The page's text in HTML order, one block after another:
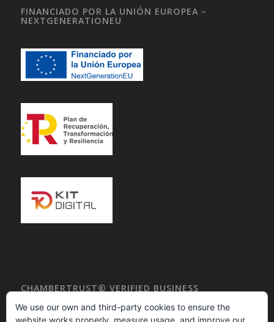
FINANCIADO POR LA UNIÓN EUROPEA –
NEXTGENERATIONEU
CHAMBERTRUST® VERIFIED BUSINESS
We use our own and third-party cookies to ensure the
website works properly, measure usage, and improve our